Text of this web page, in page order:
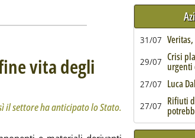
vita degli
dei materiali compositi: così il settore ha anticipato lo Stato.
il settore ha anticipato lo Stato.
31/07
29/07 Crisi
27/07 Luca
27/07 Rifiuti